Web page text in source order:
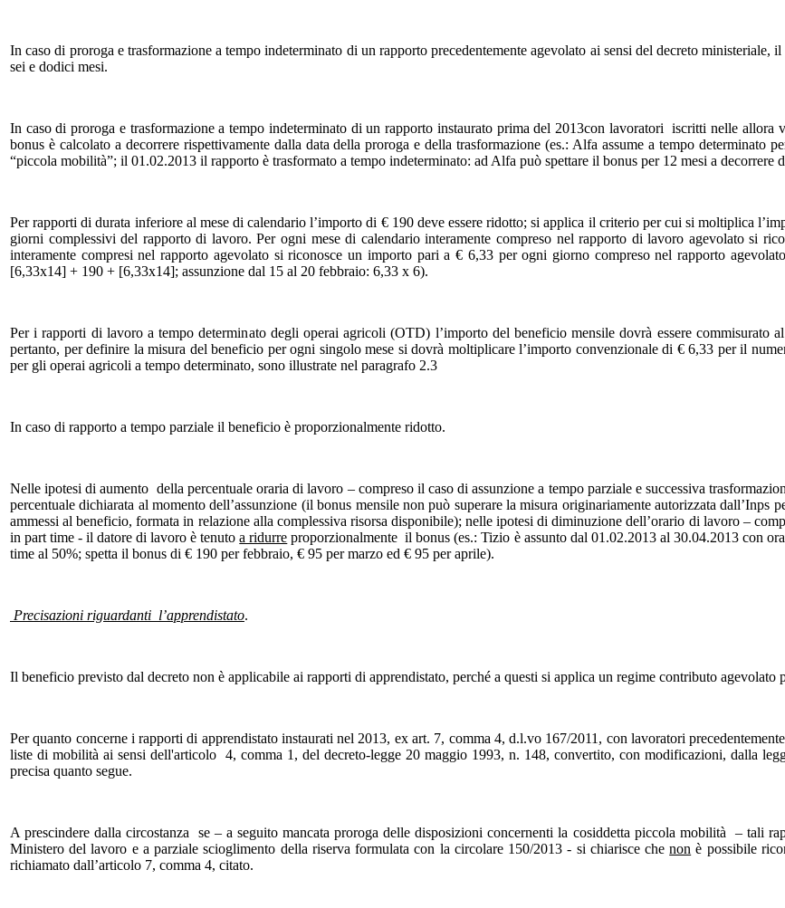
In caso di proroga e trasformazione a tempo indeterminato di un rapporto precedentemente agevolato ai sensi del decreto ministeriale,
sei e dodici mesi.
In caso di proroga e trasformazione a tempo indeterminato di un rapporto instaurato prima del 2013con lavoratori iscritti nelle
bonus è calcolato a decorrere rispettivamente dalla data della proroga e della trasformazione (es.: Alfa assume a tempo
“piccola mobilità”; il 01.02.2013 il rapporto è trasformato a tempo indeterminato: ad Alfa può spettare il bonus per 12 mesi a decorrere
Per rapporti di durata inferiore al mese di calendario l’importo di € 190 deve essere ridotto; si applica il criterio per cui si moltiplica
giorni complessivi del rapporto di lavoro. Per ogni mese di calendario interamente compreso nel rapporto di lavoro agevolato si
interamente compresi nel rapporto agevolato si riconosce un importo pari a € 6,33 per ogni giorno compreso nel rapporto
[6,33x14] + 190 + [6,33x14]; assunzione dal 15 al 20 febbraio: 6,33 x 6).
Per i rapporti di lavoro a tempo determinato degli operai agricoli (OTD) l’importo del beneficio mensile dovrà essere commisurato
pertanto, per definire la misura del beneficio per ogni singolo mese si dovrà moltiplicare l’importo convenzionale di € 6,33 per il
per gli operai agricoli a tempo determinato, sono illustrate nel paragrafo 2.3
In caso di rapporto a tempo parziale il beneficio è proporzionalmente ridotto.
Nelle ipotesi di aumento della percentuale oraria di lavoro – compreso il caso di assunzione a tempo parziale e successiva
percentuale dichiarata al momento dell’assunzione (il bonus mensile non può superare la misura originariamente autorizzata dall’Inps
ammessi al beneficio, formata in relazione alla complessiva risorsa disponibile); nelle ipotesi di diminuzione dell’orario di lavoro –
in part time - il datore di lavoro è tenutoa ridurre proporzionalmente il bonus (es.: Tizio è assunto dal 01.02.2013 al 30.04.2013 con
time al 50%; spetta il bonus di € 190 per febbraio, € 95 per marzo ed € 95 per aprile).
Precisazioni riguardanti l’apprendistato.
Il beneficio previsto dal decreto non è applicabile ai rapporti di apprendistato, perché a questi si applica un regime contributo agevolato
Per quanto concerne i rapporti di apprendistato instaurati nel 2013, ex art. 7, comma 4, d.l.vo 167/2011, con lavoratori
liste di mobilità ai sensi dell'articolo 4, comma 1, del decreto-legge 20 maggio 1993, n. 148, convertito, con modificazioni, dalla
precisa quanto segue.
A prescindere dalla circostanza se – a seguito mancata proroga delle disposizioni concernenti la cosiddetta piccola mobilità – tali
Ministero del lavoro e a parziale scioglimento della riserva formulata con la circolare 150/2013 - si chiarisce chenon è possibile
richiamato dall’articolo 7, comma 4, citato.